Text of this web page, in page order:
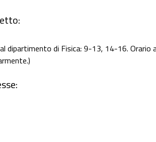
dipartimento di Fisica: 9-13, 14-16. Orario